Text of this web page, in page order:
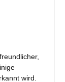
wird.